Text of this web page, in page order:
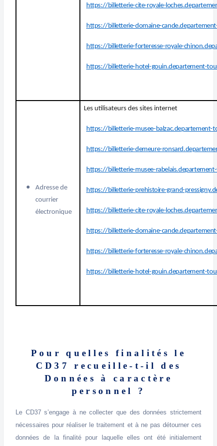
https://billetterie-cite-royale-
https://billetterie-domaine-
https://billetterie-forteresse-royale-
https://billetterie-hotel-gouin.departement-
Adresse de
courrier
électronique
Les utilisateurs des sites internet
https://billetterie-musee-balzac.departement-
https://billetterie-demeure-
https://billetterie-musee-
https://billetterie-prehistoire-grand-
https://billetterie-cite-royale-
https://billetterie-domaine-
https://billetterie-forteresse-royale-
https://billetterie-hotel-gouin.departement-
Pour quelles finalités le
CD37 recueille-t-il des
Données à caractère
personnel ?
Le CD37 s’engage à ne collecter que des données strictement
nécessaires pour réaliser le traitement et à ne pas détourner ces
données de la finalité pour laquelle elles ont été initialement